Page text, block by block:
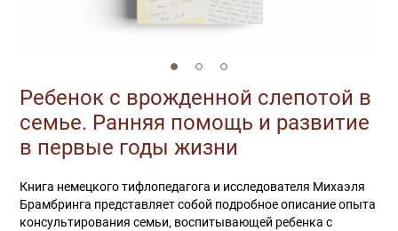
Ребенок с врожденной слепотой в
семье. Ранняя помощь и развитие
в первые годы жизни
Книга немецкого тифлопедагога и исследователя Михаэля
Брамбринга представляет собой подробное описание опыта
консультирования семьи, воспитывающей ребенка с